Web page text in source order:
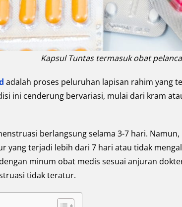
Kapsul Tuntas termasuk obat
adalah proses peluruhan lapisan rahim yang
ini cenderung bervariasi, mulai dari kram
berlangsung selama 3-7 hari.
yang terjadi lebih dari 7 hari atau tidak
minum obat medis sesuai anjuran
tidak teratur.